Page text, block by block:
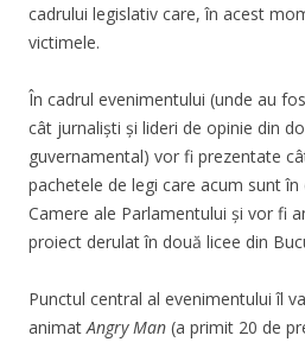
cadrului legislativ care, în acest
victimele.
În cadrul evenimentului (unde au
cât jurnaliști și lideri de opinie din
guvernamental) vor fi prezentate
pachetele de legi care acum sunt
Camere ale Parlamentului și vor fi
proiect derulat în două licee din
Punctul central al evenimentului îl
animat Angry Man (a primit 20 de